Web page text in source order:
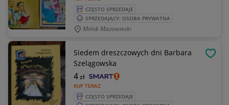
CZĘSTO SPRZEDAJE
SPRZEDAJĄCY: OSOBA PRYWATNA
Mińsk Mazowiecki
Siedem dreszczowych dni Barbara
Szelągowska
KUP TERAZ
4zł
CZĘSTO SPRZEDAJE